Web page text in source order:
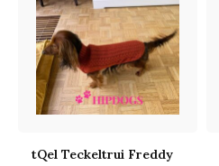
tQel Teckeltrui Freddy